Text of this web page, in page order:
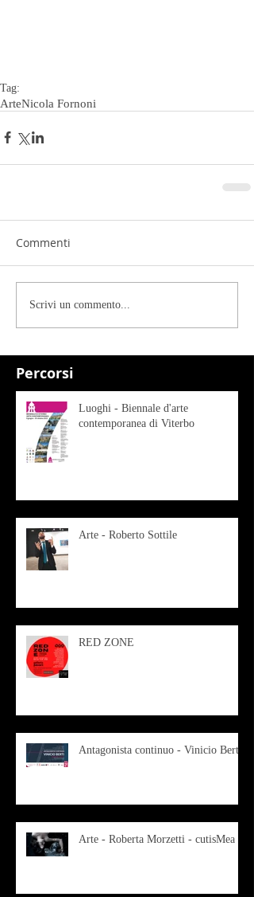
Percorsi
Tag:
ArteNicola Fornoni
Commenti
Scrivi un commento...
Luoghi - Biennale d'arte
contemporanea di Viterbo
Arte - Roberto Sottile
RED ZONE
Antagonista continuo - Vinicio Berti
Arte - Roberta Morzetti - cutisMea